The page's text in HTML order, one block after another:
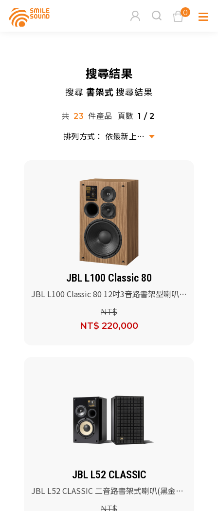
0
請選擇商品分類
搜尋
搜尋結果
搜尋 書架式 搜尋結果
共 23 件產品 頁數 1 / 2
依最新上架排序
JBL L100 Classic 80
JBL L100 Classic 80 12吋3音路書架型喇叭
NT$
NT$ 220,000
JBL L52 CLASSIC
JBL L52 CLASSIC 二音路書架式喇叭(黑金鋼
NT$